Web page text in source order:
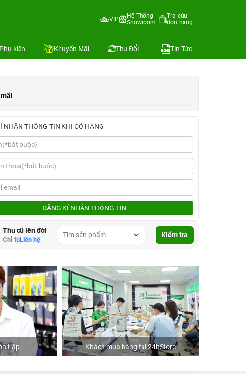
VIP
Hệ Thống
Showroom
Tra cứu
đơn hàng
Phụ kiện Khuyến Mãi Thu Đổi Tin Tức
NHẬN THÔNG TIN KHI CÓ HÀNG
ĐĂNG KÍ NHẬN THÔNG TIN
Thu cũ lên đời
Chỉ từLiên hệ
Kiểm tra
Khách mua hàng tại 24hStore